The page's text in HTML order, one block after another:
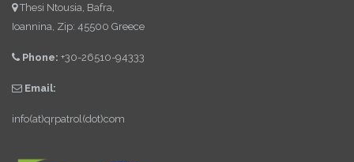
Thesi Ntousia, Bafra,
Ioannina, Zip: 45500 Greece
Phone: +30-26510-94333
Email:
info(at)qrpatrol(dot)com